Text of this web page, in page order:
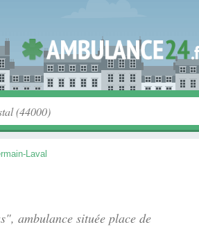
Laval
ambulance située place de